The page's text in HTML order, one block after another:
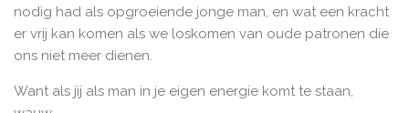
nodig had als opgroeiende jonge man, en wat een kracht
er vrij kan komen als we loskomen van oude patronen die
ons niet meer dienen.
Want als jij als man in je eigen energie komt te staan,